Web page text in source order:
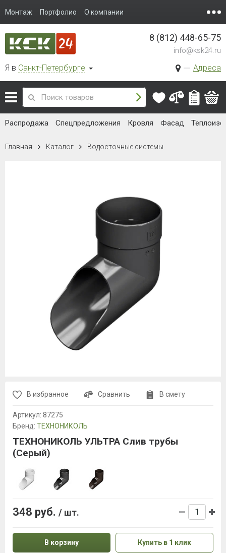
Монтаж Портфолио О компании
Я в Санкт-Петербурге Адреса
8 (812) 448-65-75
info@ksk24.ru
Распродажа Спецпредложения Кровля Фасад
Главная Каталог Водосточные системы
В избранное Сравнить В смету
Артикул: 87275
Бренд: ТЕХНОНИКОЛЬ
ТЕХНОНИКОЛЬ УЛЬТРА Слив трубы
(Серый)
348 руб. / шт.
В корзину Купить в 1 клик